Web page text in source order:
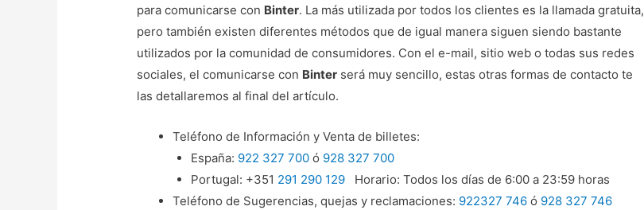
para comunicarse con Binter. La más utilizada por todos los clientes es la llamada gratuita,
pero también existen diferentes métodos que de igual manera siguen siendo bastante
utilizados por la comunidad de consumidores. Con el e-mail, sitio web o todas sus redes
sociales, el comunicarse con Binter será muy sencillo, estas otras formas de contacto te
las detallaremos al final del artículo.
Teléfono de Información y Venta de billetes:
España: 922 327 700ó 928 327 700
Portugal: +351 291 290 129Horario: Todos los días de 6:00 a 23:59 horas
Teléfono de Sugerencias, quejas y reclamaciones: 922327 746 ó 928 327 746